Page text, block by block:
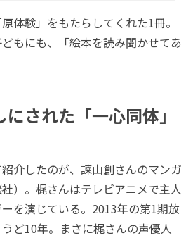
体験」をもたらしてくれた1冊。
もにも、「絵本を読み聞かせてあ
された「一心同体」
介したのが、諫山創さんのマンガ
社）。梶さんはテレビアニメで主人
を演じている。2013年の第1期放
ど10年。まさに梶さんの声優人